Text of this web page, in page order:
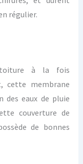
régulier.
toiture à la fois
cette membrane
des eaux de pluie
couverture de
de bonnes